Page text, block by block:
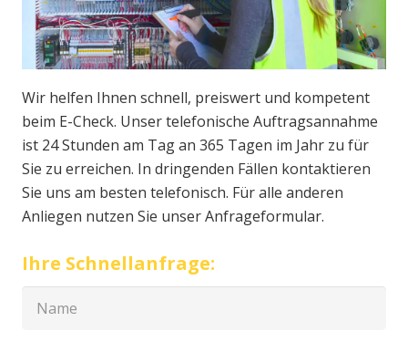
Wir helfen Ihnen schnell, preiswert und kompetent
beim E-Check. Unser telefonische Auftragsannahme
ist 24 Stunden am Tag an 365 Tagen im Jahr zu für
Sie zu erreichen. In dringenden Fällen kontaktieren
Sie uns am besten telefonisch. Für alle anderen
Anliegen nutzen Sie unser Anfrageformular.
Ihre Schnellanfrage: